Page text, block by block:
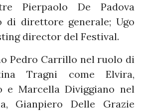
Pierpaolo De Padova
direttore generale; Ugo
director del Festival.
Pedro Carrillo nel ruolo di
Tragni come Elvira,
e Marcella Diviggiano nel
Gianpiero Delle Grazie